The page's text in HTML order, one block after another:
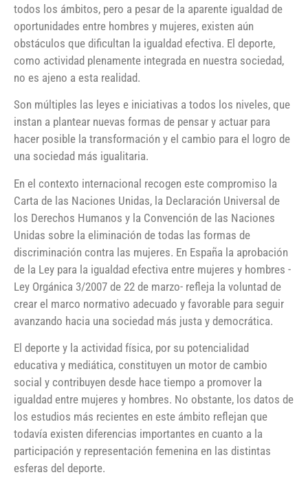
todos los ámbitos, pero a pesar de la aparente igualdad de
oportunidades entre hombres y mujeres, existen aún
obstáculos que dificultan la igualdad efectiva. El deporte,
como actividad plenamente integrada en nuestra sociedad,
no es ajeno a esta realidad.
Son múltiples las leyes e iniciativas a todos los niveles, que
instan a plantear nuevas formas de pensar y actuar para
hacer posible la transformación y el cambio para el logro de
una sociedad más igualitaria.
En el contexto internacional recogen este compromiso la
Carta de las Naciones Unidas, la Declaración Universal de
los Derechos Humanos y la Convención de las Naciones
Unidas sobre la eliminación de todas las formas de
discriminación contra las mujeres. En España la aprobación
de la Ley para la igualdad efectiva entre mujeres y hombres -
Ley Orgánica 3/2007 de 22 de marzo- refleja la voluntad de
crear el marco normativo adecuado y favorable para seguir
avanzando hacia una sociedad más justa y democrática.
El deporte y la actividad física, por su potencialidad
educativa y mediática, constituyen un motor de cambio
social y contribuyen desde hace tiempo a promover la
igualdad entre mujeres y hombres. No obstante, los datos de
los estudios más recientes en este ámbito reflejan que
todavía existen diferencias importantes en cuanto a la
participación y representación femenina en las distintas
esferas del deporte.